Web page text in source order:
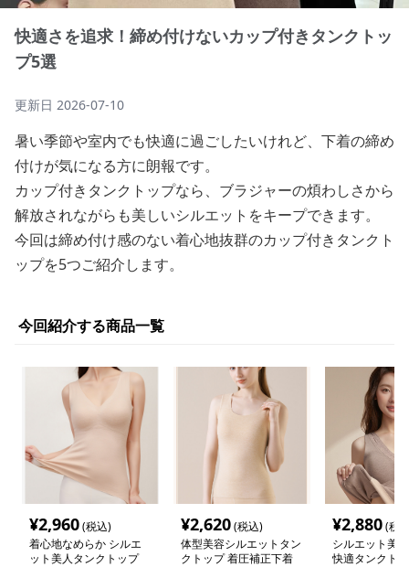
快適さを追求！締め付けないカップ付きタンクトッ
プ5選
更新日 2026-07-10
暑い季節や室内でも快適に過ごしたいけれど、下着の締め
付けが気になる方に朗報です。
カップ付きタンクトップなら、ブラジャーの煩わしさから
解放されながらも美しいシルエットをキープできます。
今回は締め付け感のない着心地抜群のカップ付きタンクト
ップを5つご紹介します。
今回紹介する商品一覧
¥2,960(税込)
着心地なめらか シルエ
ット美人タンクトップ
¥2,620(税込)
体型美容シルエットタン
クトップ 着圧補正下着
¥2,880(税
シルエット美
快適タンクト